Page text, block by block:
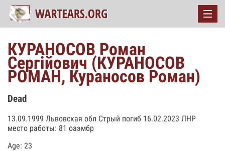
КУРАНОСОВ Роман
Сергійович (КУРАНОСОВ
РОМАН, Кураносов Роман)
Dead
13.09.1999 Львовская обл Стрый погиб 16.02.2023 ЛНР
место работы: 81 оаэмбр
Age: 23